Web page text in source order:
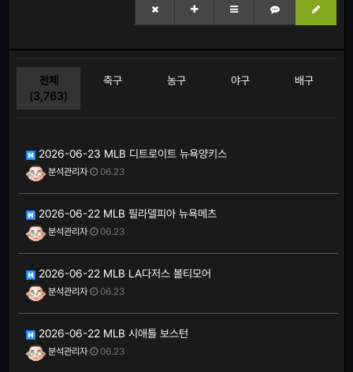
전체
(3,763)
축구 농구 야구 배구
2026-06-23 MLB 디트로이트 뉴욕양키스
분석관리자 06.23
2026-06-22 MLB 필라델피아 뉴욕메츠
분석관리자 06.23
2026-06-22 MLB LA다저스 볼티모어
분석관리자 06.23
2026-06-22 MLB 시애틀 보스턴
분석관리자 06.23